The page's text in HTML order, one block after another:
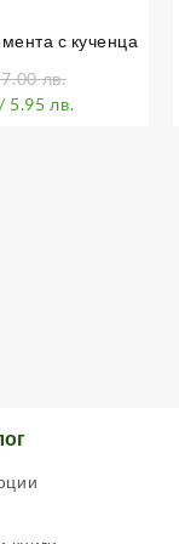
с кученца
лв.
5.95 лв.